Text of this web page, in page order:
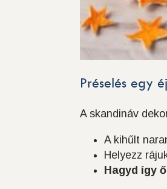
Préselés egy
A skandináv
A kihűlt
Helyezz
Hagyd így